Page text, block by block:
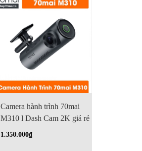
Camera hành trình 70mai
M310 l Dash Cam 2K giá rẻ
1.350.000₫